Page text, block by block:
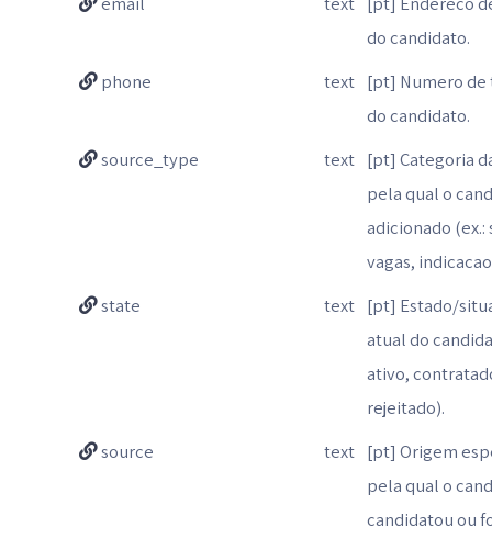
do candidato.
phone
text [pt] Numero
do candidato.
source_type
text [pt] Categoria
pela qual o
adicionado (ex.:
vagas,
state
text [pt] Estado/
atual do
ativo,
rejeitado).
source
text [pt] Origem
pela qual o
candidatou ou